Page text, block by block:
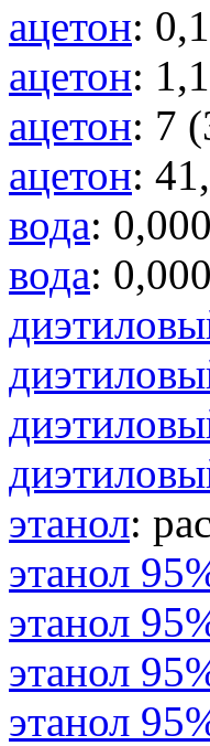
ацетон:
ацетон:
ацетон: 7
ацетон:
вода:
вода:
этанол:
этанол
этанол
этанол
этанол